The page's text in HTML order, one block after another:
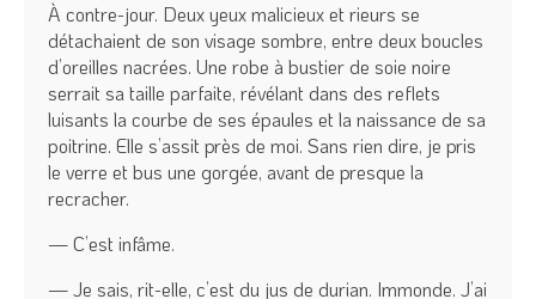
À contre-jour. Deux yeux malicieux et rieurs se
détachaient de son visage sombre, entre deux boucles
d’oreilles nacrées. Une robe à bustier de soie noire
serrait sa taille parfaite, révélant dans des reflets
luisants la courbe de ses épaules et la naissance de sa
poitrine. Elle s’assit près de moi. Sans rien dire, je pris
le verre et bus une gorgée, avant de presque la
recracher.
— C’est infâme.
— Je sais, rit-elle, c’est du jus de durian. Immonde. J’ai